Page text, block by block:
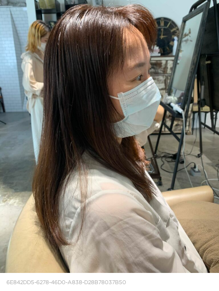
6E842DD5-6278-46D0-A838-D28B78037B50